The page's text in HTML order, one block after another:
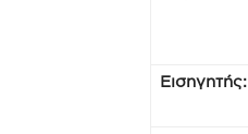
Εισηγητής: